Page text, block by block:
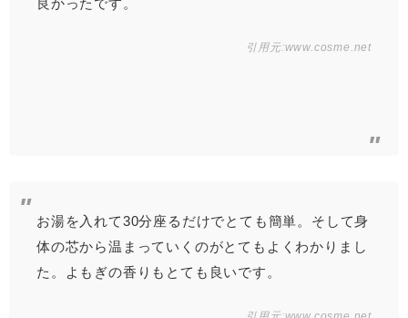
良かったです。
引用元:www.cosme.net
お湯を入れて30分座るだけでとても簡単。そして身
体の芯から温まっていくのがとてもよくわかりまし
た。よもぎの香りもとても良いです。